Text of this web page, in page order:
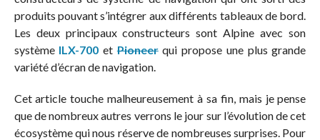
produits pouvant s’intégrer aux différents tableaux de bord.
Les deux principaux constructeurs sont Alpine avec son
système ILX-700 etPioneerqui propose une plus grande
variété d’écran de navigation.
Cet article touche malheureusement à sa fin, mais je pense
que de nombreux autres verrons le jour sur l’évolution de cet
écosystème qui nous réserve de nombreuses surprises. Pour